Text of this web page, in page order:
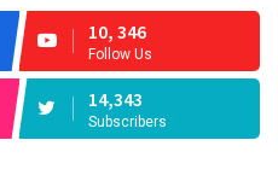
10, 346
Follow Us
14,343
Subscribers